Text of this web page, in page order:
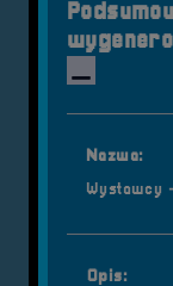
Nazwa:
Wystawcy
Opis: